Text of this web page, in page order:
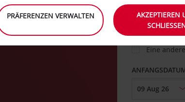
ABHOLEN VON
Eine
PRÄFERENZEN VERWALTEN
AKZEPTIEREN
SCHLIESSEN